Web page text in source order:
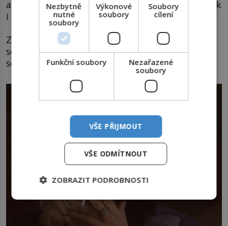
a jak ukázala nedávná studie vědců z Bostonu, tak
i po stránce sexuálního života.
Zejména u žen totiž rakovina plic způsobuje
sexuální dysfunkci a významně ovlivňuje jejich
sexuální zdraví a chuť na sex.
Nezbytně
nutné
soubory
Výkonové
soubory
Soubory
cílení
Funkční soubory
Nezařazené
soubory
VŠE PŘIJMOUT
VŠE ODMÍTNOUT
ZOBRAZIT PODROBNOSTI